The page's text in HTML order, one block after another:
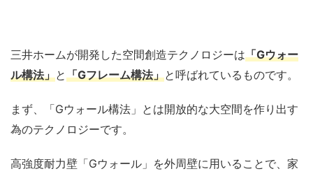
三井ホームが開発した空間創造テクノロジーは「Gウォー
ル構法」と「Gフレーム構法」と呼ばれているものです。
まず、「Gウォール構法」とは開放的な大空間を作り出す
為のテクノロジーです。
高強度耐力壁「Gウォール」を外周壁に用いることで、家